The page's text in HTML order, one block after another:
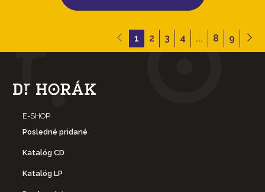
1 2 3 4 ... 8 9
E-SHOP
Posledné pridané
Katalóg CD
Katalóg LP